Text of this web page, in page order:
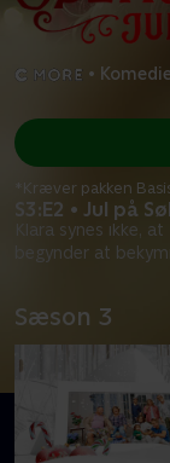
•
S3:E2 • Jul på
Klara synes ikke,
begynder at
*Kræver pakken
Sæson 3